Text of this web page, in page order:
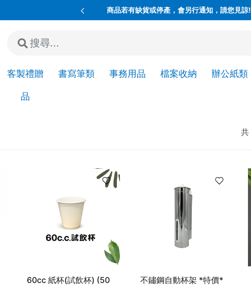
商品若有缺貨或停產，會另行通知，請您見諒!
客製禮贈
品
書寫筆類 事務用品 檔案收納 辦公紙類
紙杯/紙杯架
共
60cc 紙杯(試飲杯) (50
不鏽鋼自動杯架 *特價*